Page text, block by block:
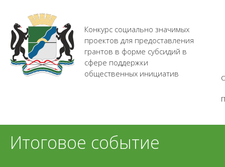
Конкурс социально значимых
проектов для предоставления
грантов в форме субсидий в
сфере поддержки
общественных инициатив
Итоговое событие